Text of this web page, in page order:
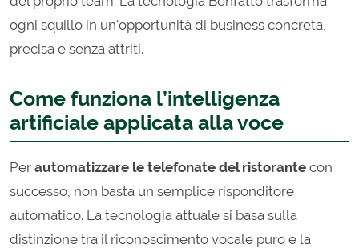
ogni squillo in un'opportunità di business concreta,
precisa e senza attriti.
Come funziona l’intelligenza
artificiale applicata alla voce
Per automatizzare le telefonate del ristorante con
successo, non basta un semplice risponditore
automatico. La tecnologia attuale si basa sulla
distinzione tra il riconoscimento vocale puro e la